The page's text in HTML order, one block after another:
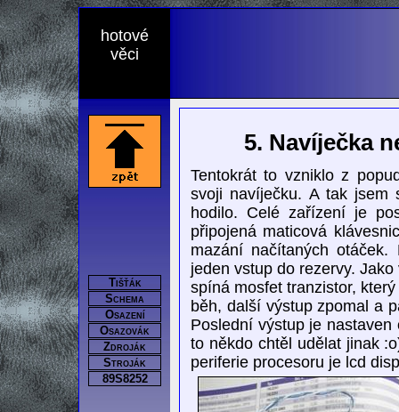
hotové
věci
Tišťák
Schema
Osazení
Osazovák
Zdroják
Stroják
89S8252
5. Navíječka
Tentokrát to vzniklo z
svoji navíječku. A tak
hodilo. Celé zařízení je
připojená maticová
mazání načítaných
jeden vstup do rezervy.
spíná mosfet tranzistor,
běh, další výstup zpomal a
Poslední výstup je
to někdo chtěl udělat jinak
periferie procesoru je lcd